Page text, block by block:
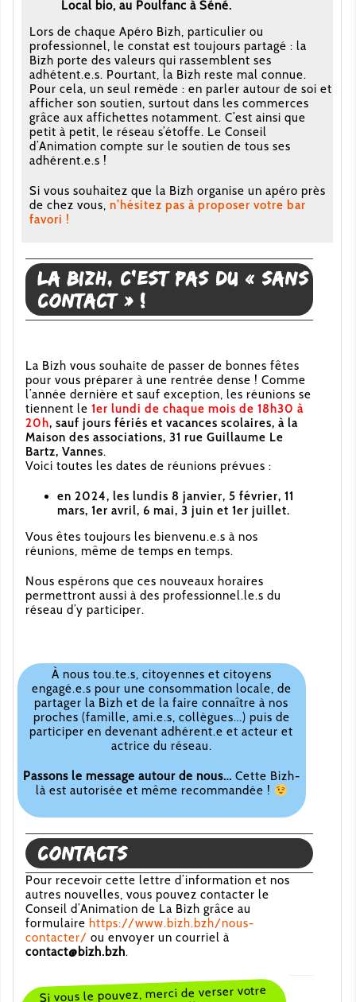
Local bio, au Poulfanc à Séné.
Lors de chaque Apéro Bizh, particulier ou
professionnel, le constat est toujours partagé : la
Bizh porte des valeurs qui rassemblent ses
adhétent.e.s. Pourtant, la Bizh reste mal connue.
Pour cela, un seul remède : en parler autour de soi et
afficher son soutien, surtout dans les commerces
grâce aux affichettes notamment. C’est ainsi que
petit à petit, le réseau s’étoffe. Le Conseil
d’Animation compte sur le soutien de tous ses
adhérent.e.s !
Si vous souhaitez que la Bizh organise un apéro près
de chez vous, n’hésitez pas à proposer votre bar
favori !
La Bizh, c’est pas du « sans
contact » !
La Bizh vous souhaite de passer de bonnes fêtes
pour vous préparer à une rentrée dense ! Comme
l’année dernière et sauf exception, les réunions se
tiennent le 1er lundi de chaque mois de 18h30 à
20h, sauf jours fériés et vacances scolaires, à la
Maison des associations, 31 rue Guillaume Le
Bartz, Vannes.
Voici toutes les dates de réunions prévues :
en 2024, les lundis 8 janvier, 5 février, 11
mars, 1er avril, 6 mai, 3 juin et 1er juillet.
Vous êtes toujours les bienvenu.e.s à nos
réunions, même de temps en temps.
Nous espérons que ces nouveaux horaires
permettront aussi à des professionnel.le.s du
réseau d’y participer.
À nous tou.te.s, citoyennes et citoyens
engagé.e.s pour une consommation locale, de
partager la Bizh et de la faire connaître à nos
proches (famille, ami.e.s, collègues…) puis de
participer en devenant adhérent.e et acteur et
actrice du réseau.
Passons le message autour de nous… Cette Bizh-
là est autorisée et même recommandée !
Contacts
Pour recevoir cette lettre d’information et nos
autres nouvelles, vous pouvez contacter le
Conseil d’Animation de La Bizh grâce au
formulaire https://www.bizh.bzh/nous-
contacter/ ou envoyer un courriel à
contact@bizh.bzh.
Si vous le pouvez, merci de verser votre